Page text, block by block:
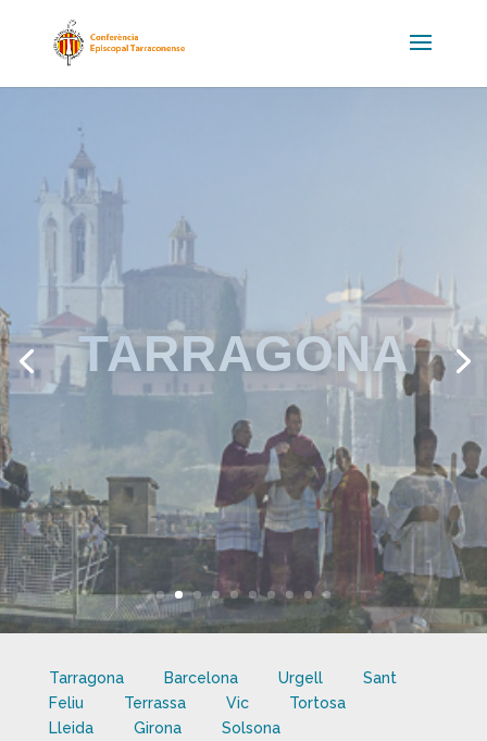
BARCELONA
Tarragona Barcelona Urgell
Sant
Feliu
Terrassa Vic
Tortosa
Lleida
Girona Solsona